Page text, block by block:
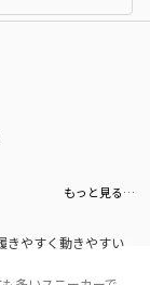
もっと見る…
きやすく動きやすい